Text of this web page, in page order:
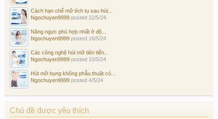
Cách hạn chế mỡ tích tụ sau hút...
Ngochuyen9999 posted 22/5/24
Nâng ngực phù hợp nhất ở độ...
Ngochuyen9999 posted 16/5/24
Các công nghệ hút mỡ tiên tiến...
Ngochuyen9999 posted 10/5/24
Hút mỡ bụng không phẫu thuật có...
Ngochuyen9999 posted 4/5/24
Chủ đề được yêu thích